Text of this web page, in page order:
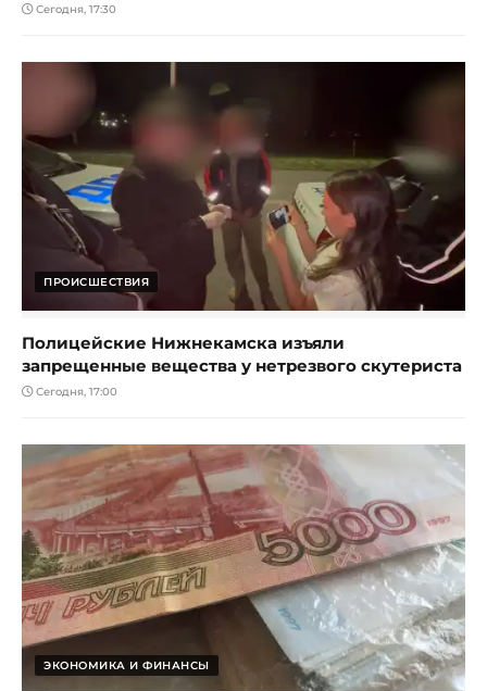
Сегодня, 17:30
ПРОИСШЕСТВИЯ
Полицейские Нижнекамска изъяли
запрещенные вещества у нетрезвого скутериста
Сегодня, 17:00
ЭКОНОМИКА И ФИНАНСЫ